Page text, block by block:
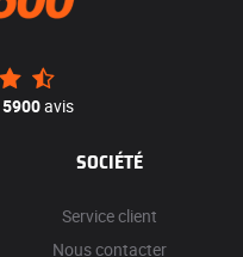
5900avis
SOCIÉTÉ
Service client
Nous contacter